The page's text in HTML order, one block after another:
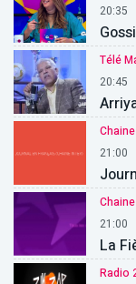
20:35
Télé
20:45
21:00
21:00
La
Radio